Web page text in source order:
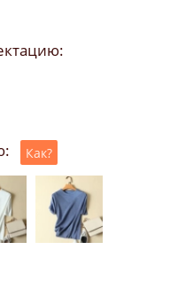
Как?